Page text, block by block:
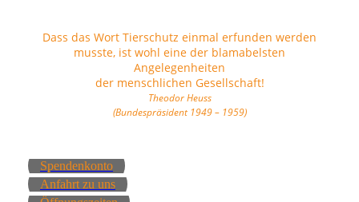
Dass das Wort Tierschutz einmal erfunden werden
musste, ist wohl eine der blamabelsten
Angelegenheiten
der menschlichen Gesellschaft!
Theodor Heuss
(Bundespräsident 1949 – 1959)
Spendenkonto
Anfahrt zu uns